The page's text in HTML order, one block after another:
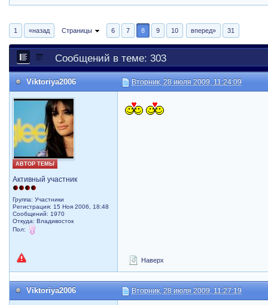
1 «назад Страницы 6 7 8 9 10 вперед» 31
Сообщений в теме: 303
Viktoriya2006 Вторник, 28 июля 2009, 11:24:09
АВТОР ТЕМЫ
Активный участник
Группа: Участники
Регистрация: 15 Ноя 2006, 18:48
Сообщений: 1970
Откуда: Владивосток
Пол:
Наверх
Viktoriya2006 Вторник, 28 июля 2009, 11:27:19